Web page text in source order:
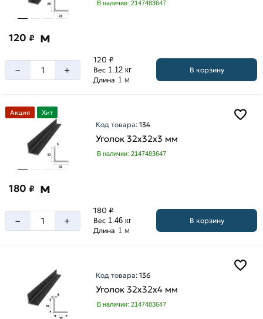
В наличии: 2147483647
120 ₽ м
– +
120 ₽
Вес 1.12 кг
Длина 1 м
В корзину
Акция Хит
Код товара:134
Уголок 32х32х3 мм
В наличии: 2147483647
180 ₽ м
– +
180 ₽
Вес 1.46 кг
Длина 1 м
В корзину
Код товара:136
Уголок 32х32х4 мм
В наличии: 2147483647